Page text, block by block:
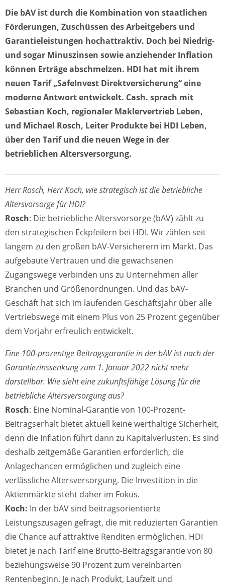
Die bAV ist durch die Kombination von staatlichen
Förderungen, Zuschüssen des Arbeitgebers und
Garantieleistungen hochattraktiv. Doch bei Niedrig-
und sogar Minuszinsen sowie anziehender Inflation
können Erträge abschmelzen. HDI hat mit ihrem
neuen Tarif „SafeInvest Direktversicherung“ eine
moderne Antwort entwickelt. Cash. sprach mit
Sebastian Koch, regionaler Maklervertrieb Leben,
und Michael Rosch, Leiter Produkte bei HDI Leben,
über den Tarif und die neuen Wege in der
betrieblichen Altersversorgung.
Herr Rosch, Herr Koch, wie strategisch ist die betriebliche
Altersvorsorge für HDI?
Rosch: Die betriebliche Altersvorsorge (bAV) zählt zu
den strategischen Eckpfeilern bei HDI. Wir zählen seit
langem zu den großen bAV-Versicherern im Markt. Das
aufgebaute Vertrauen und die gewachsenen
Zugangswege verbinden uns zu Unternehmen aller
Branchen und Größenordnungen. Und das bAV-
Geschäft hat sich im laufenden Geschäftsjahr über alle
Vertriebswege mit einem Plus von 25 Prozent gegenüber
dem Vorjahr erfreulich entwickelt.
Eine 100-prozentige Beitragsgarantie in der bAV ist nach der
Garantiezinssenkung zum 1. Januar 2022 nicht mehr
darstellbar. Wie sieht eine zukunftsfähige Lösung für die
betriebliche Altersversorgung aus?
Rosch: Eine Nominal-Garantie von 100-Prozent-
Beitragserhalt bietet aktuell keine werthaltige Sicherheit,
denn die Inflation führt dann zu Kapitalverlusten. Es sind
deshalb zeitgemäße Garantien erforderlich, die
Anlagechancen ermöglichen und zugleich eine
verlässliche Altersversorgung. Die Investition in die
Aktienmärkte steht daher im Fokus.
Koch: In der bAV sind beitragsorientierte
Leistungszusagen gefragt, die mit reduzierten Garantien
die Chance auf attraktive Renditen ermöglichen. HDI
bietet je nach Tarif eine Brutto-Beitragsgarantie von 80
beziehungsweise 90 Prozent zum vereinbarten
Rentenbeginn. Je nach Produkt, Laufzeit und